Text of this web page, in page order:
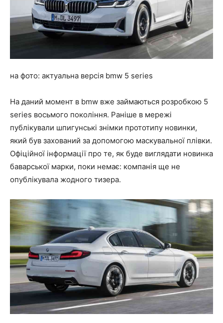
на фото: актуальна версія bmw 5 series
На даний момент в bmw вже займаються розробкою 5
series восьмого покоління. Раніше в мережі
публікували шпигунські знімки прототипу новинки,
який був захований за допомогою маскувальної плівки.
Офіційної інформації про те, як буде виглядати новинка
баварської марки, поки немає: компанія ще не
опублікувала жодного тизера.